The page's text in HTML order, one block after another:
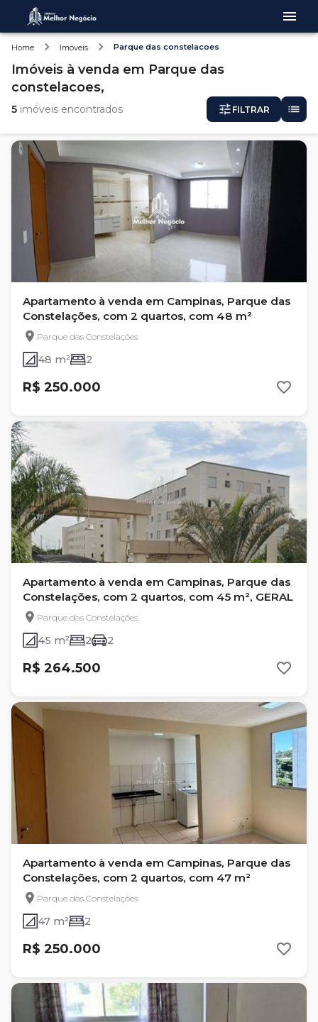
Home Imóveis Parque das constelacoes
Imóveis à venda em Parque das
constelacoes,
5 imóveis encontrados FILTRAR
Apartamento à venda em Campinas, Parque das
Constelações, com 2 quartos, com 48 m²
Parque das Constelações
48 m² 2
R$ 250.000
Apartamento à venda em Campinas, Parque das
Constelações, com 2 quartos, com 45 m², GERAL
Parque das Constelações
45 m² 2 2
R$ 264.500
Apartamento à venda em Campinas, Parque das
Constelações, com 2 quartos, com 47 m²
Parque das Constelações
47 m² 2
R$ 250.000